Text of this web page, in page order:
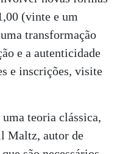
(vinte e um
transformação
e a autenticidade
e inscrições, visite
teoria clássica,
Maltz, autor de